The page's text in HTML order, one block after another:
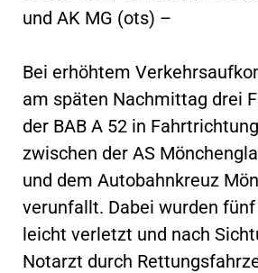
und AK MG (ots) –
Bei erhöhtem
am späten Nachmittag drei
der BAB A 52 in
zwischen der AS
und dem Autobahnkreuz
verunfallt. Dabei wurden
leicht verletzt und nach
Notarzt durch